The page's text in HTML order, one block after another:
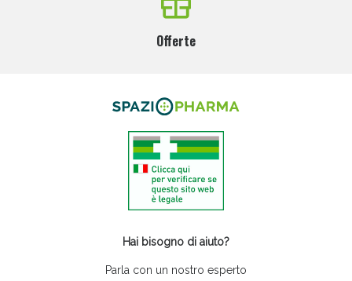
Offerte
Hai bisogno di aiuto?
Parla con un nostro esperto